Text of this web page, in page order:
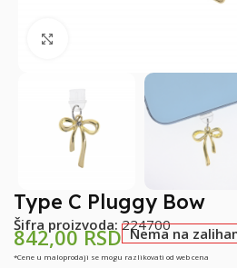
Type C Pluggy Bow
Šifra proizvoda: 224700
842,00RSD Nema na
*Cene u maloprodaji se mogu razlikovati od web cena